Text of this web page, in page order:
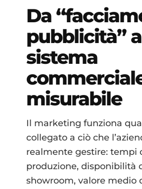
Da
pubblicità”
sistema
misurabile
Il marketing funziona
collegato a ciò che
realmente gestire: tempi
produzione, disponibilità
showroom, valore medio